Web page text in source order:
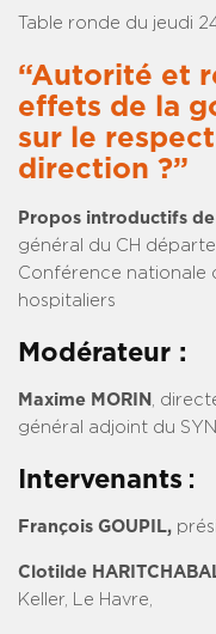
Table ronde du jeudi
“Autorité et
effets de la
sur le
direction ?”
Propos introductifs de
général du CH
Conférence nationale
hospitaliers
Modérateur :
Maxime MORIN
,
général adjoint du
Intervenants :
François GOUPIL,
Clotilde
Keller, Le Havre,